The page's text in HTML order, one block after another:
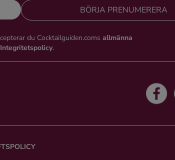
BÖRJA PRENUMERERA
du Cocktailguiden.coms allmänna
Integritetspolicy.